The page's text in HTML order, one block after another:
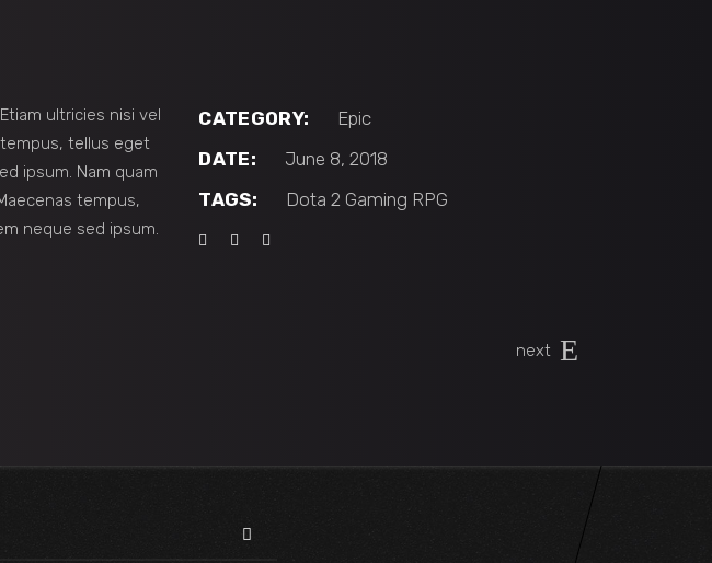
ultricies nisi vel
tempus, tellus eget
ipsum. Nam quam
tempus,
neque sed ipsum.
CATEGORY:
Epic
DATE:
June 8, 2018
TAGS:
Dota 2 Gaming RPG
next